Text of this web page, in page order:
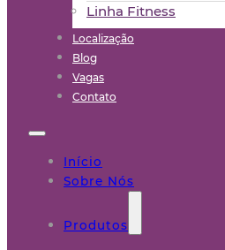
Linha Fitness
Localização
Blog
Vagas
Contato
Início
Sobre Nós
Produtos